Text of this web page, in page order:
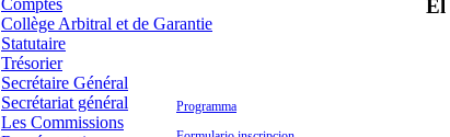
Collège Arbitral et de Garantie
Statutaire
Trésorier
Secrétaire Général
Secrétariat général
Les Commissions
El
Programma